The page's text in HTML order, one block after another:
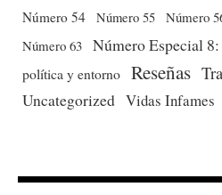
Número 54 Número 55 Número
Número 63 Número Especial
política y entorno Reseñas
Uncategorized Vidas Infames